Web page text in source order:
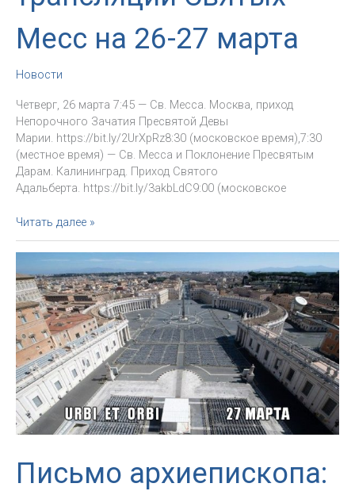
Месс на 26-27 марта
Новости
Четверг, 26 марта 7:45 — Св. Месса. Москва, приход
Непорочного Зачатия Пресвятой Девы
Марии. https://bit.ly/2UrXpRz8:30 (московское время),7:30
(местное время) — Св. Месса и Поклонение Пресвятым
Дарам. Калининград. Приход Святого
Адальберта. https://bit.ly/3akbLdC9:00 (московское
Расписание
трансляций
Святых
Месс
на
26-
27
марта
Читать далее »
Письмо архиепископа: